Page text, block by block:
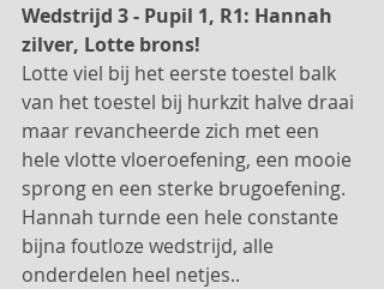
Wedstrijd 3 - Pupil 1, R1: Hannah
zilver, Lotte brons!
Lotte viel bij het eerste toestel balk
van het toestel bij hurkzit halve draai
maar revancheerde zich met een
hele vlotte vloeroefening, een mooie
sprong en een sterke brugoefening.
Hannah turnde een hele constante
bijna foutloze wedstrijd, alle
onderdelen heel netjes..